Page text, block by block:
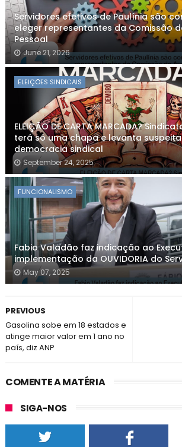
Servidores efetivos de Paulínia são
eleger representantes da Comissão
Pessoal
June 21, 2026
ELEIÇÕES SINDICAIS
ELEIÇÃO DE CARTA MARCADA?
terá só uma chapa e levanta
democracia sindical
September 24, 2025
FUNCIONALISMO
Fabio Valadão faz indicação ao
implementação da OUVIDORIA do
May 07, 2025
PREVIOUS
Gasolina sobe em 18 estados e
atinge maior valor em 1 ano no
país, diz ANP
COMENTE A MATÉRIA
SIGA-NOS